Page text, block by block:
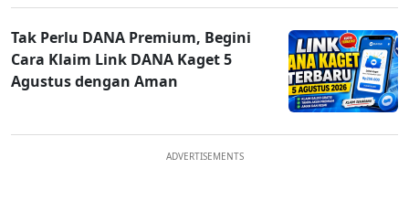
Tak Perlu DANA Premium, Begini
Cara Klaim Link DANA Kaget 5
Agustus dengan Aman
ADVERTISEMENTS